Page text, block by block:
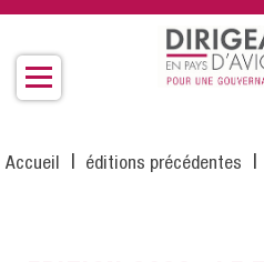
Aller
contenu
principal
Fil
Accueil éditions précédentes